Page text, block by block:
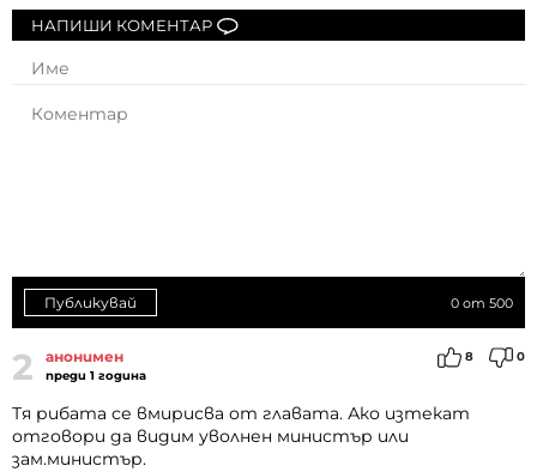
НАПИШИ КОМЕНТАР
0 от 500
Публикувай
2 анонимен
преди 1 година
8 0
Тя рибата се вмирисва от главата. Ако изтекат
отговори да видим уволнен министър или
зам.министър.